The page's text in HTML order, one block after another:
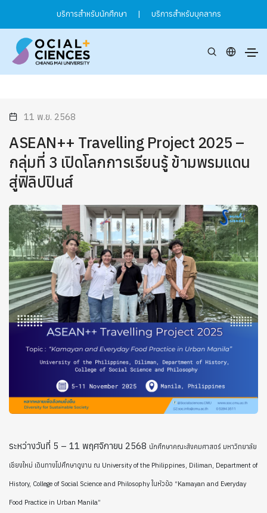
บริการสำหรับนักศึกษา | บริการสำหรับบุคลากร
11 พ.ย. 2568
ASEAN++ Travelling Project 2025 –
กลุ่มที่ 3 เปิดโลกการเรียนรู้ ข้ามพรมแดน
สู่ฟิลิปปินส์
ระหว่างวันที่ 5 – 11 พฤศจิกายน 2568 นักศึกษาคณะสังคมศาสตร์ มหาวิทยาลัย
เชียงใหม่ เดินทางไปศึกษาดูงาน ณ University of the Philippines, Diliman, Department of
History, College of Social Science and Philosophyในหัวข้อ “Kamayan and Everyday
Food Practice in Urban Manila”